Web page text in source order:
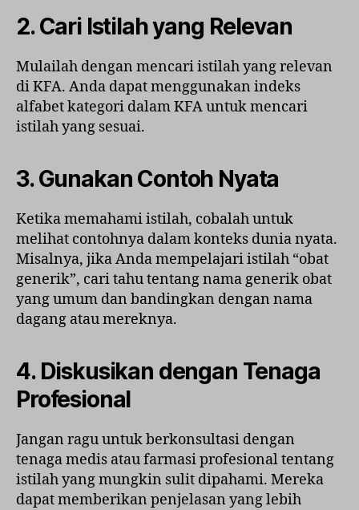
2. Cari Istilah yang Relevan
Mulailah dengan mencari istilah yang relevan
di KFA. Anda dapat menggunakan indeks
alfabet kategori dalam KFA untuk mencari
istilah yang sesuai.
3. Gunakan Contoh Nyata
Ketika memahami istilah, cobalah untuk
melihat contohnya dalam konteks dunia nyata.
Misalnya, jika Anda mempelajari istilah “obat
generik”, cari tahu tentang nama generik obat
yang umum dan bandingkan dengan nama
dagang atau mereknya.
4. Diskusikan dengan Tenaga
Profesional
Jangan ragu untuk berkonsultasi dengan
tenaga medis atau farmasi profesional tentang
istilah yang mungkin sulit dipahami. Mereka
dapat memberikan penjelasan yang lebih